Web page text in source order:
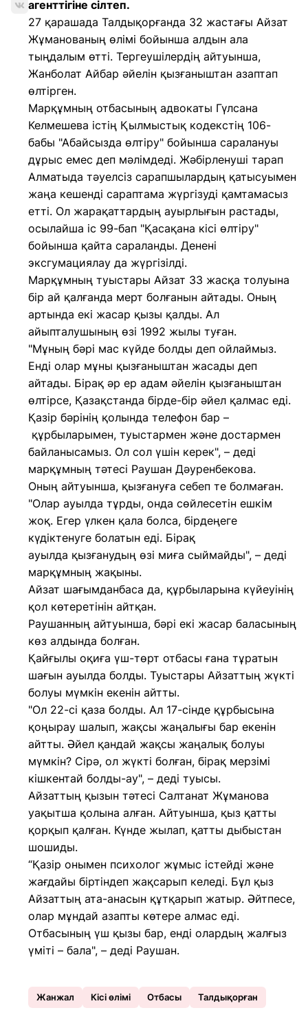
агенттігіне сілтеп.
27 қарашада Талдықорғанда 32 жастағы Айзат
Жұманованың өлімі бойынша алдын ала
тыңдалым өтті. Тергеушілердің айтуынша,
Жанболат Айбар әйелін қызғаныштан азаптап
өлтірген.
Марқұмның отбасының адвокаты Гүлсана
Келмешева істің Қылмыстық кодекстің 106-
бабы "Абайсызда өлтіру" бойынша саралануы
дұрыс емес деп мәлімдеді. Жәбірленуші тарап
Алматыда тәуелсіз сарапшылардың қатысуымен
жаңа кешенді сараптама жүргізуді қамтамасыз
етті. Ол жарақаттардың ауырлығын растады,
осылайша іс 99-бап "Қасақана кісі өлтіру"
бойынша қайта сараланды. Денені
эксгумациялау да жүргізілді.
Марқұмның туыстары Айзат 33 жасқа толуына
бір ай қалғанда мерт болғанын айтады. Оның
артында екі жасар қызы қалды. Ал
айыпталушының өзі 1992 жылы туған.
"Мұның бәрі мас күйде болды деп ойлаймыз.
Енді олар мұны қызғаныштан жасады деп
айтады. Бірақ әр ер адам әйелін қызғаныштан
өлтірсе, Қазақстанда бірде-бір әйел қалмас еді.
Қазір бәрінің қолында телефон бар –
құрбыларымен, туыстармен және достармен
байланысамыз. Ол сол үшін керек", – деді
марқұмның тәтесі Раушан Дәуренбекова.
Оның айтуынша, қызғануға себеп те болмаған.
"Олар ауылда тұрды, онда сөйлесетін ешкім
жоқ. Егер үлкен қала болса, бірдеңеге
күдіктенуге болатын еді. Бірақ
ауылда қызғанудың өзі миға сыймайды", – деді
марқұмның жақыны.
Айзат шағымданбаса да, құрбыларына күйеуінің
қол көтеретінін айтқан.
Раушанның айтуынша, бәрі екі жасар баласының
көз алдында болған.
Қайғылы оқиға үш-төрт отбасы ғана тұратын
шағын ауылда болды. Туыстары Айзаттың жүкті
болуы мүмкін екенін айтты.
"Ол 22-сі қаза болды. Ал 17-сінде құрбысына
қоңырау шалып, жақсы жаңалығы бар екенін
айтты. Әйел қандай жақсы жаңалық болуы
мүмкін? Сірә, ол жүкті болған, бірақ мерзімі
кішкентай болды-ау", – деді туысы.
Айзаттың қызын тәтесі Салтанат Жұманова
уақытша қолына алған. Айтуынша, қыз қатты
қорқып қалған. Күнде жылап, қатты дыбыстан
шошиды.
“Қазір онымен психолог жұмыс істейді және
жағдайы біртіндеп жақсарып келеді. Бұл қыз
Айзаттың ата-анасын құтқарып жатыр. Әйтпесе,
олар мұндай азапты көтере алмас еді.
Отбасының үш қызы бар, енді олардың жалғыз
үміті – бала", – деді Раушан.
Жанжал Кісі өлімі Отбасы Талдықорған